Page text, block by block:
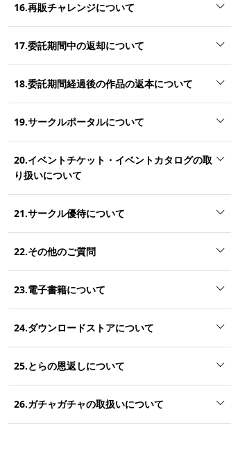
16.再販チャレンジについて
17.委託期間中の返却について
18.委託期間経過後の作品の返本について
19.サークルポータルについて
20.イベントチケット・イベントカタログの取
り扱いについて
21.サークル優待について
22.その他のご質問
23.電子書籍について
24.ダウンロードストアについて
25.とらの恩返しについて
26.ガチャガチャの取扱いについて